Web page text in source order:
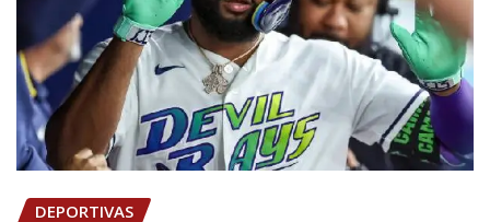
DEPORTIVAS